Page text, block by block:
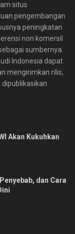
situs
pengembangan
peningkatan
non komersil
sumbernya.
Indonesia dapat
mengirimkan rilis,
Akan Kukuhkan
dan Cara